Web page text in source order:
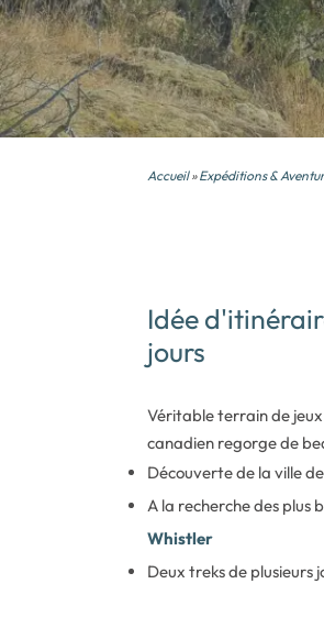
Accueil»Expéditions &
Idée
jours
Véritable terrain de
canadien regorge de
Découverte de la ville
A la recherche des plus
Whistler
Deux treks de plusieurs